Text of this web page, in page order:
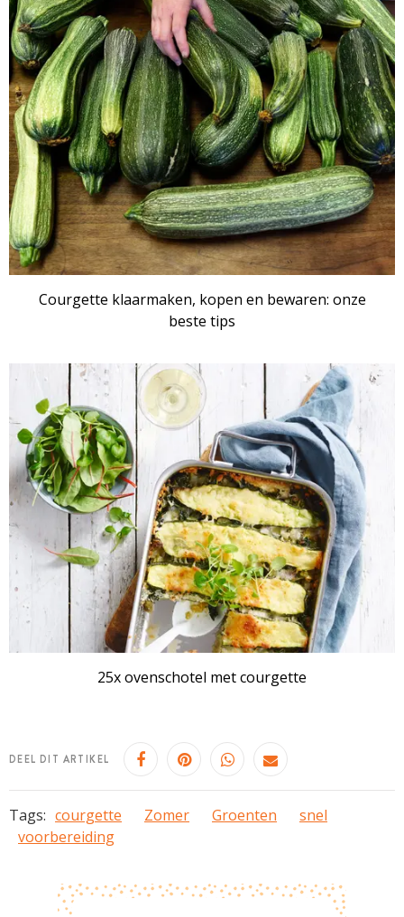
Courgette klaarmaken, kopen en bewaren: onze
beste tips
25x ovenschotel met courgette
DEEL DIT ARTIKEL
Tags: courgette Zomer Groenten
snel
voorbereiding